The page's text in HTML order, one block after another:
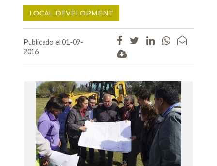
LOCAL DEVELOPMENT
Publicado el 01-09-
2016